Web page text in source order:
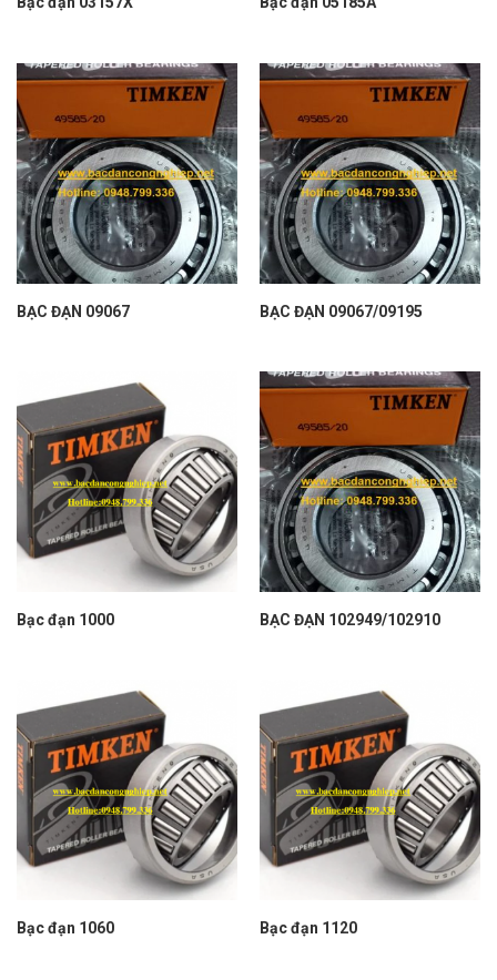
BẠC ĐẠN 09067 BẠC ĐẠN 09067/09195
Bạc đạn 1000 BẠC ĐẠN 102949/102910
Bạc đạn 1060 Bạc đạn 1120